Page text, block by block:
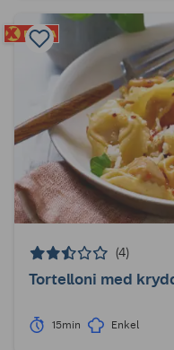
(4)
Tortelloni med
15min Enkel